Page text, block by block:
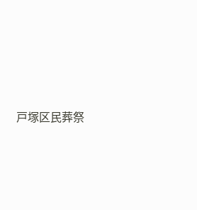
戸塚区民葬祭